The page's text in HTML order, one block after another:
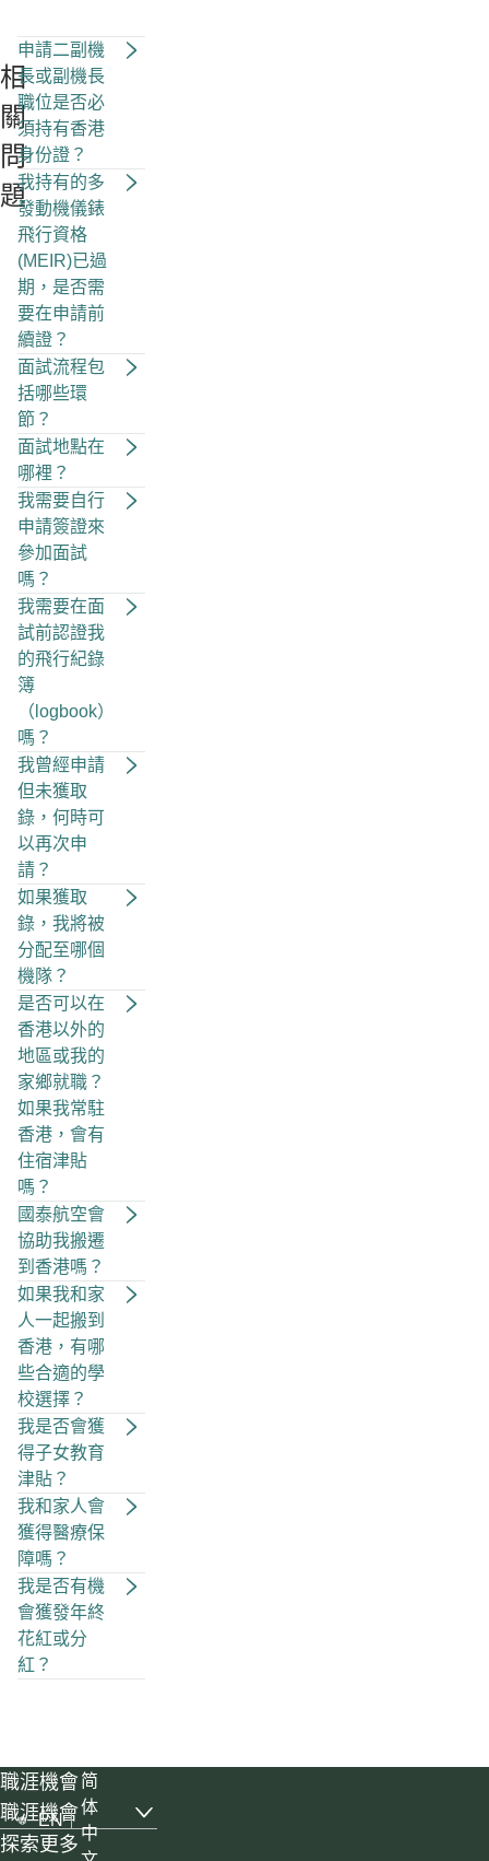
相
關
問
題
申請二副機
長或副機長
職位是否必
須持有香港
身份證？
我持有的多
發動機儀錶
飛行資格
(MEIR)已過
期，是否需
要在申請前
續證？
面試流程包
括哪些環
節？
面試地點在
哪裡？
我需要自行
申請簽證來
參加面試
嗎？
我需要在面
試前認證我
的飛行紀錄
簿
（logbook）
嗎？
我曾經申請
但未獲取
錄，何時可
以再次申
請？
如果獲取
錄，我將被
分配至哪個
機隊？
是否可以在
香港以外的
地區或我的
家鄉就職？
如果我常駐
香港，會有
住宿津貼
嗎？
國泰航空會
協助我搬遷
到香港嗎？
如果我和家
人一起搬到
香港，有哪
些合適的學
校選擇？
我是否會獲
得子女教育
津貼？
我和家人會
獲得醫療保
障嗎？
我是否有機
會獲發年終
花紅或分
紅？
職涯機會
職涯機會
, list with 6 items, 1 of 3
探索更多
EN
简
体
中